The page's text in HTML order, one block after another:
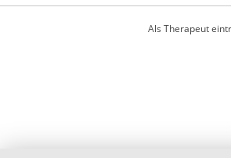
Als Therapeut